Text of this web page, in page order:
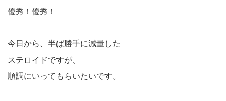
優秀！優秀！
今日から、半ば勝手に減量した
ステロイドですが、
順調にいってもらいたいです。